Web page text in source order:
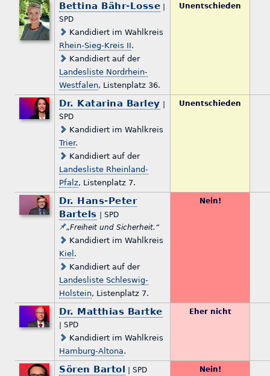
Bettina Bähr-Losse
SPD
Kandidiert im Wahlkreis
Rhein-Sieg-Kreis II.
Kandidiert auf der
Landesliste Nordrhein-
Westfalen, Listenplatz 36.
Unentschieden
Dr. Katarina Barley
SPD
Kandidiert im Wahlkreis
Trier.
Kandidiert auf der
Landesliste Rheinland-
Pfalz, Listenplatz 7.
Unentschieden
Dr. Hans-Peter
Bartels | SPD
„Freiheit und Sicherheit.“
Kandidiert im Wahlkreis
Kiel .
Kandidiert auf der
Landesliste Schleswig-
Holstein, Listenplatz 7.
Nein!
Dr. Matthias Bartke
| SPD
Kandidiert im Wahlkreis
Hamburg-Altona.
Eher nicht
Sören Bartol
| SPD
Nein!